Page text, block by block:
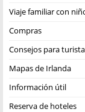
Viaje familiar con
Compras
Consejos para
Mapas de Irlanda
Información útil
Reserva de hoteles